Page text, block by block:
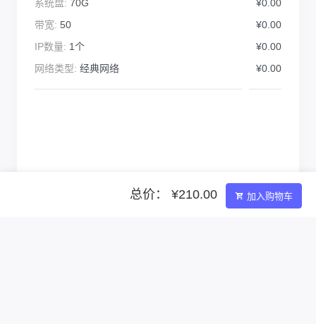
系统盘: 70G
¥0.00
带宽: 50
¥0.00
IP数量: 1个
¥0.00
网络类型: 经典网络 ¥0.00
总价： ¥210.00 加入购物车